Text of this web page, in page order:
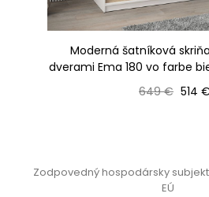
Moderná šatníková
dverami Ema 180 vo farbe
Bežná cena
649 € Cena
514 €
Zodpovedný hospodársky
EÚ